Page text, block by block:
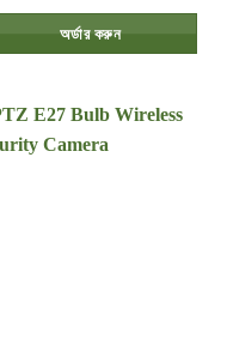
অর্ডার করুন